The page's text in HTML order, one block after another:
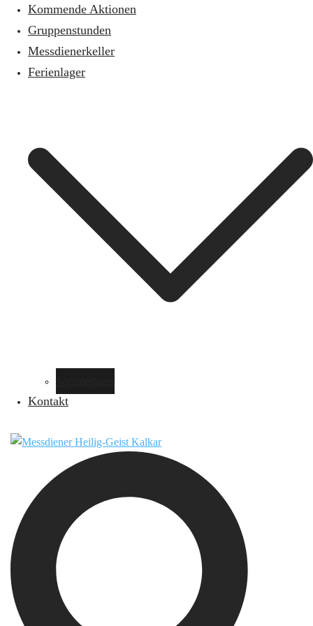
Kommende Aktionen
Gruppenstunden
Messdienerkeller
Ferienlager
Kontakt